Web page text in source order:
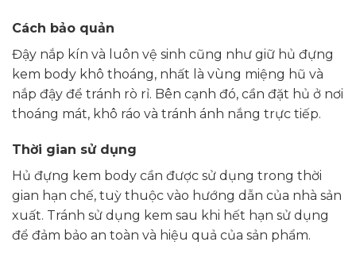
Cách bảo quản
Đậy nắp kín và luôn vệ sinh cũng như giữ hủ đựng
kem body khô thoáng, nhất là vùng miệng hũ và
nắp đậy để tránh rò rỉ. Bên cạnh đó, cần đặt hủ ở nơi
thoáng mát, khô ráo và tránh ánh nắng trực tiếp.
Thời gian sử dụng
Hủ đựng kem body cần được sử dụng trong thời
gian hạn chế, tuỳ thuộc vào hướng dẫn của nhà sản
xuất. Tránh sử dụng kem sau khi hết hạn sử dụng
để đảm bảo an toàn và hiệu quả của sản phẩm.